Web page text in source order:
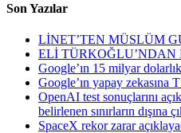
Son Yazılar
LİNET’TEN MÜSLÜM
ELİ TÜRKOĞLU’NDAN
Google’ın 15 milyar
Google’ın yapay zekasına
OpenAI test sonuçlarını
belirlenen sınırların dışına
SpaceX rekor zarar